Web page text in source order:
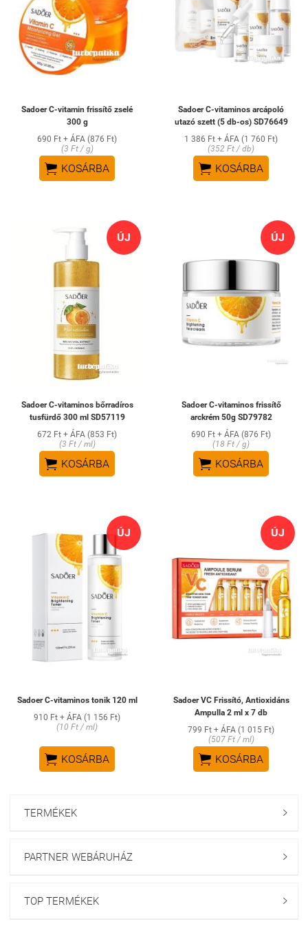
Sadoer C-vitamin frissítő zselé
300 g
690 Ft + ÁFA (876 Ft)
(3 Ft / g)
 KOSÁRBA
Sadoer C-vitaminos arcápoló
utazó szett (5 db-os) SD76649
1 386 Ft + ÁFA (1 760 Ft)
(352 Ft / db)
 KOSÁRBA
ÚJ
Sadoer C-vitaminos bőrradíros
tusfürdő 300 ml SD57119
672 Ft + ÁFA (853 Ft)
(3 Ft / ml)
 KOSÁRBA
ÚJ
Sadoer C-vitaminos frissítő
arckrém 50g SD79782
690 Ft + ÁFA (876 Ft)
(18 Ft / g)
 KOSÁRBA
ÚJ
Sadoer C-vitaminos tonik 120 ml
910 Ft + ÁFA (1 156 Ft)
(10 Ft / ml)
 KOSÁRBA
ÚJ
Sadoer VC Frissító, Antioxidáns
Ampulla 2 ml x 7 db
799 Ft + ÁFA (1 015 Ft)
(507 Ft / ml)
 KOSÁRBA
TERMÉKEK 
PARTNER WEBÁRUHÁZ 
TOP TERMÉKEK 